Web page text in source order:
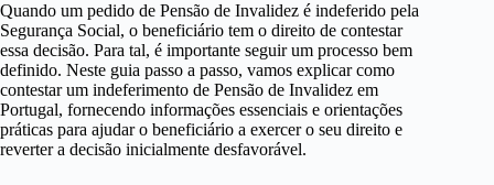
Quando um pedido de Pensão de Invalidez é indeferido pela
Segurança Social, o beneficiário tem o direito de contestar
essa decisão. Para tal, é importante seguir um processo bem
definido. Neste guia passo a passo, vamos explicar como
contestar um indeferimento de Pensão de Invalidez em
Portugal, fornecendo informações essenciais e orientações
práticas para ajudar o beneficiário a exercer o seu direito e
reverter a decisão inicialmente desfavorável.